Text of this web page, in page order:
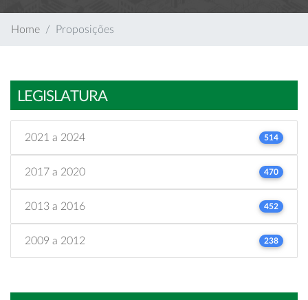
Home Proposições
LEGISLATURA
2021 a 2024 514
2017 a 2020 470
2013 a 2016 452
2009 a 2012 238